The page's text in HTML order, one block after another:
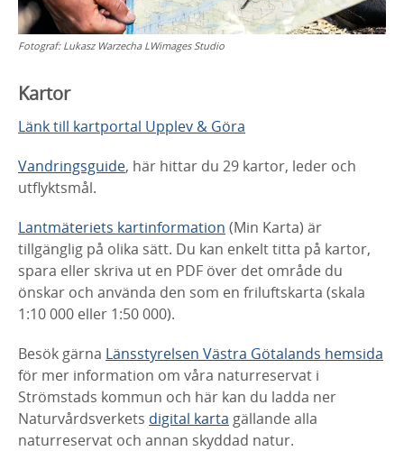
Fotograf: Lukasz Warzecha LWimages Studio
Kartor
Länk till kartportal Upplev & Göra
Vandringsguide, här hittar du 29 kartor, leder och
utflyktsmål.
Lantmäteriets kartinformation (Min Karta) är
tillgänglig på olika sätt. Du kan enkelt titta på kartor,
spara eller skriva ut en PDF över det område du
önskar och använda den som en friluftskarta (skala
1:10 000 eller 1:50 000).
Besök gärna Länsstyrelsen Västra Götalands hemsida
för mer information om våra naturreservat i
Strömstads kommun och här kan du ladda ner
Naturvårdsverkets digital karta gällande alla
naturreservat och annan skyddad natur.